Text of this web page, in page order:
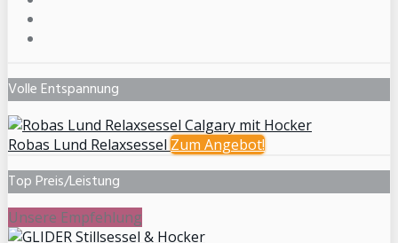
Volle Entspannung
Robas Lund RelaxsesselZum Angebot!
Top Preis/Leistung
Unsere Empfehlung